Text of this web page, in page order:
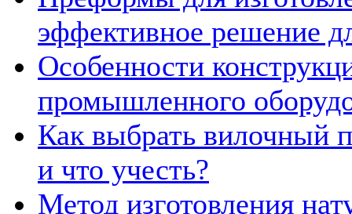
эффективное решение
Особенности
промышленного
Как выбрать вилочный
и что учесть?
Метод изготовления